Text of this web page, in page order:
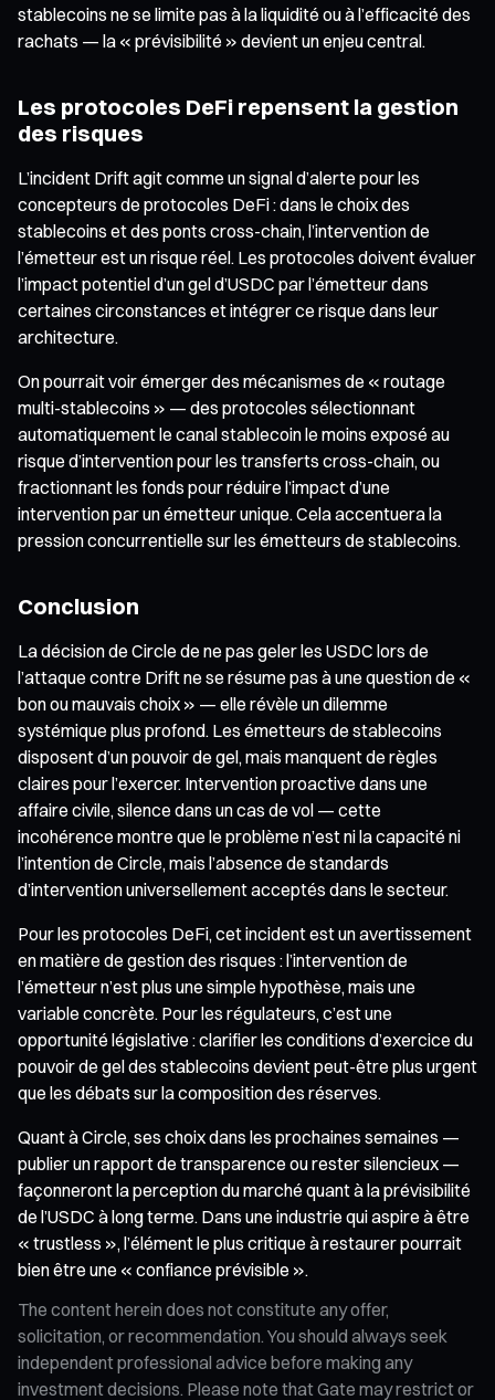
stablecoins ne se limite pas à la liquidité ou à l’efficacité des
rachats — la « prévisibilité » devient un enjeu central.
Les protocoles DeFi repensent la gestion
des risques
L’incident Drift agit comme un signal d’alerte pour les
concepteurs de protocoles DeFi : dans le choix des
stablecoins et des ponts cross-chain, l’intervention de
l’émetteur est un risque réel. Les protocoles doivent évaluer
l’impact potentiel d’un gel d’USDC par l’émetteur dans
certaines circonstances et intégrer ce risque dans leur
architecture.
On pourrait voir émerger des mécanismes de « routage
multi-stablecoins » — des protocoles sélectionnant
automatiquement le canal stablecoin le moins exposé au
risque d’intervention pour les transferts cross-chain, ou
fractionnant les fonds pour réduire l’impact d’une
intervention par un émetteur unique. Cela accentuera la
pression concurrentielle sur les émetteurs de stablecoins.
Conclusion
La décision de Circle de ne pas geler les USDC lors de
l’attaque contre Drift ne se résume pas à une question de «
bon ou mauvais choix » — elle révèle un dilemme
systémique plus profond. Les émetteurs de stablecoins
disposent d’un pouvoir de gel, mais manquent de règles
claires pour l’exercer. Intervention proactive dans une
affaire civile, silence dans un cas de vol — cette
incohérence montre que le problème n’est ni la capacité ni
l’intention de Circle, mais l’absence de standards
d’intervention universellement acceptés dans le secteur.
Pour les protocoles DeFi, cet incident est un avertissement
en matière de gestion des risques : l’intervention de
l’émetteur n’est plus une simple hypothèse, mais une
variable concrète. Pour les régulateurs, c’est une
opportunité législative : clarifier les conditions d’exercice du
pouvoir de gel des stablecoins devient peut-être plus urgent
que les débats sur la composition des réserves.
Quant à Circle, ses choix dans les prochaines semaines —
publier un rapport de transparence ou rester silencieux —
façonneront la perception du marché quant à la prévisibilité
de l’USDC à long terme. Dans une industrie qui aspire à être
« trustless », l’élément le plus critique à restaurer pourrait
bien être une « confiance prévisible ».
The content herein does not constitute any offer,
solicitation, or recommendation. You should always seek
independent professional advice before making any
investment decisions. Please note that Gate may restrict or